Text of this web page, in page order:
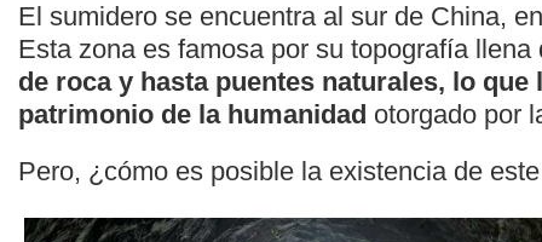
El sumidero se encuentra al sur de China,
Esta zona es famosa por su topografía
de roca y hasta puentes naturales, lo que
patrimonio de la humanidad otorgado por
Pero, ¿cómo es posible la existencia de